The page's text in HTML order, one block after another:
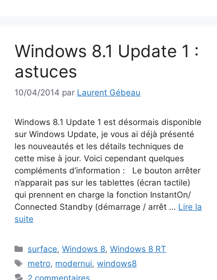
Windows 8.1 Update 1 :
astuces
10/04/2014 par Laurent Gébeau
Windows 8.1 Update 1 est désormais disponible
sur Windows Update, je vous ai déjà présenté
les nouveautés et les détails techniques de
cette mise à jour. Voici cependant quelques
compléments d’information : Le bouton arrêter
n’apparait pas sur les tablettes (écran tactile)
qui prennent en charge la fonction InstantOn/
Connected Standby (démarrage / arrêt … Lire la
suite
Catégories
surface,Windows 8,Windows 8 RT
Étiquettes
metro, modernui,windows8